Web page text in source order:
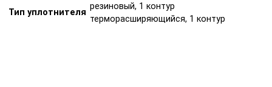
Тип уплотнителя
резиновый, 1 контур
терморасширяющийся, 1 контур